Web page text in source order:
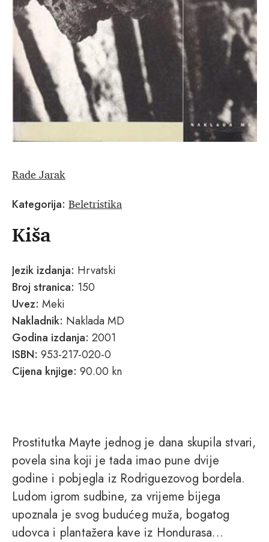
Rade Jarak
Kategorija: Beletristika
Kiša
Jezik izdanja: Hrvatski
Broj stranica: 150
Uvez: Meki
Nakladnik: Naklada MD
Godina izdanja: 2001
ISBN: 953-217-020-0
Cijena knjige: 90.00 kn
Prostitutka Mayte jednog je dana skupila stvari,
povela sina koji je tada imao pune dvije
godine i pobjegla iz Rodriguezovog bordela.
Ludom igrom sudbine, za vrijeme bijega
upoznala je svog budućeg muža, bogatog
udovca i plantažera kave iz Hondurasa...